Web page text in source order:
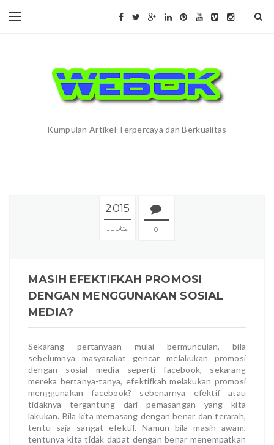
Kumpulan Artikel Terpercaya dan Berkualitas
2015
JUL 02 0
MASIH EFEKTIFKAH PROMOSI
DENGAN MENGGUNAKAN SOSIAL
MEDIA?
Sekarang pertanyaan mulai bermunculan, bila
sebelumnya masyarakat gencar melakukan promosi
dengan sosial media seperti facebook, sekarang
mereka bertanya-tanya, efektifkah melakukan promosi
menggunakan facebook? sebenarnya efektif atau
tidaknya tergantung dari pemasangan yang kita
lakukan. Bila kita memasang dengan benar dan terarah,
tentu saja sangat efektif. Namun bila masih awam,
tentunya kita tidak dapat dengan benar menempatkan